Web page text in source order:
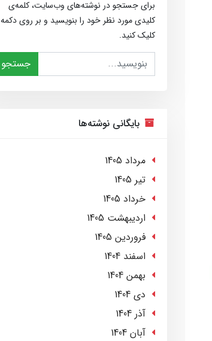
برای جستجو در نوشته‌های وب‌سایت، کلمه‌ی
کلیدی مورد نظر خود را بنویسید و بر روی دکمه
کلیک کنید.
جستجو
بایگانی نوشته‌ها
مرداد 1405
تير 1405
خرداد 1405
ارديبهشت 1405
فروردین 1405
اسفند 1404
بهمن 1404
دی 1404
آذر 1404
آبان 1404